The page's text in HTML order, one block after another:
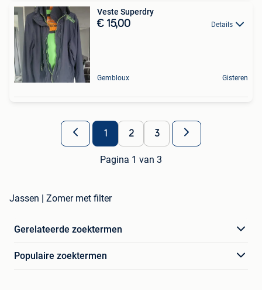
Veste Superdry
€ 15,00 Details
Gembloux Gisteren
1 2 3
Pagina 1 van 3
Jassen | Zomer met filter
Gerelateerde zoektermen
Populaire zoektermen